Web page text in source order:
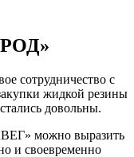
сотрудничество с
жидкой резины
довольны.
можно выразить
и своевременно